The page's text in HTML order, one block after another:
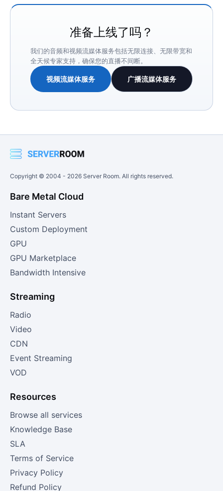
准备上线了吗？
我们的音频和视频流媒体服务包括无限连接、无限带宽和
全天候专家支持，确保您的直播不间断。
视频流媒体服务 广播流媒体服务
Copyright © 2004 - 2026 Server Room. All rights reserved.
Bare Metal Cloud
Instant Servers
Custom Deployment
GPU
GPU Marketplace
Bandwidth Intensive
Streaming
Radio
Video
CDN
Event Streaming
VOD
Resources
Browse all services
Knowledge Base
SLA
Terms of Service
Privacy Policy
Refund Policy